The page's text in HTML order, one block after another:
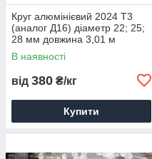
Круг алюмінієвий 2024 Т3
(аналог Д16) діаметр 22; 25;
28 мм довжина 3,01 м
доставка порізування
паковання 22; 25; 28
В наявності
від 380 ₴/кг
Купити